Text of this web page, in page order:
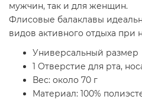
мужчин, так и для женщин.
Флисовые балаклавы
видов активного отдыха при
Универсальный размер
1 Отверстие для рта,
Вес: около 70 г
Материал: 100%